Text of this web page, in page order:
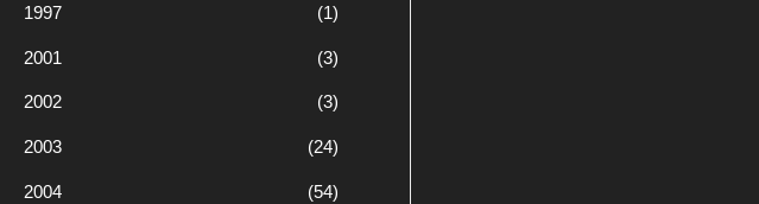
1997 (1)
2001 (3)
2002 (3)
2003 (24)
2004 (54)